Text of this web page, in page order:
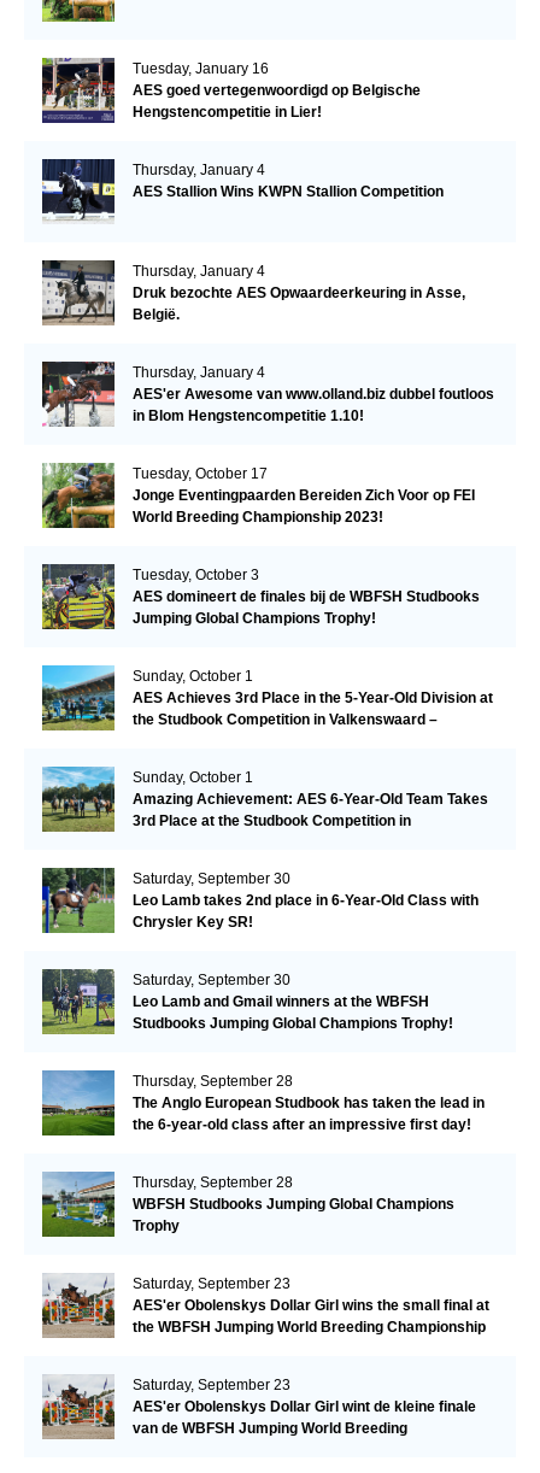
Tuesday, January 16
AES goed vertegenwoordigd op Belgische
Hengstencompetitie in Lier!
Thursday, January 4
AES Stallion Wins KWPN Stallion Competition
Thursday, January 4
Druk bezochte AES Opwaardeerkeuring in Asse,
België.
Thursday, January 4
AES'er Awesome van www.olland.biz dubbel foutloos
in Blom Hengstencompetitie 1.10!
Tuesday, October 17
Jonge Eventingpaarden Bereiden Zich Voor op FEI
World Breeding Championship 2023!
Tuesday, October 3
AES domineert de finales bij de WBFSH Studbooks
Jumping Global Champions Trophy!
Sunday, October 1
AES Achieves 3rd Place in the 5-Year-Old Division at
the Studbook Competition in Valkenswaard –
Sunday, October 1
Amazing Achievement: AES 6-Year-Old Team Takes
3rd Place at the Studbook Competition in
Saturday, September 30
Leo Lamb takes 2nd place in 6-Year-Old Class with
Chrysler Key SR!
Saturday, September 30
Leo Lamb and Gmail winners at the WBFSH
Studbooks Jumping Global Champions Trophy!
Thursday, September 28
The Anglo European Studbook has taken the lead in
the 6-year-old class after an impressive first day!​
Thursday, September 28
WBFSH Studbooks Jumping Global Champions
Trophy
Saturday, September 23
AES'er Obolenskys Dollar Girl wins the small final at
the WBFSH Jumping World Breeding Championship
Saturday, September 23
AES'er Obolenskys Dollar Girl wint de kleine finale
van de WBFSH Jumping World Breeding